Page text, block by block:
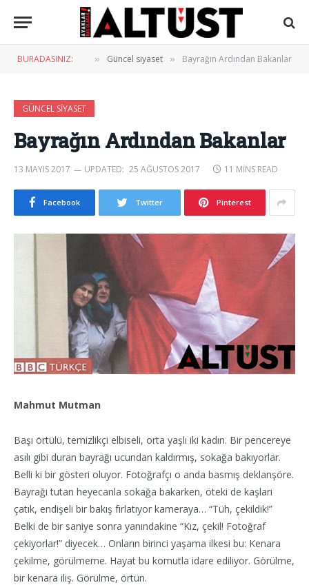
BURADASINIZ: » Güncel siyaset » Bayrağın Ardından Bakanlar
GÜNCEL SIYASET
Bayrağın Ardından Bakanlar
13 MAYIS 2017 UPDATED: 25 AĞUSTOS 2017 11 MINS READ
Facebook Twitter Pinterest
Mahmut Mutman
Başı örtülü, temizlikçi elbiseli, orta yaşlı iki kadın. Bir pencereye
asılı gibi duran bayrağı ucundan kaldırmış, sokağa bakıyorlar.
Belli ki bir gösteri oluyor. Fotoğrafçı o anda basmış deklanşöre.
Bayrağı tutan heyecanla sokağa bakarken, öteki de kaşları
çatık, endişeli bir bakış fırlatıyor kameraya… “Tüh, çekildik!”
Belki de bir saniye sonra yanındakine “Kız, çekil! Fotoğraf
çekiyorlar!” diyecek… Onların birinci yaşama ilkesi bu: Kenara
çekilme, görülmeme. Hayat bu komutla idare ediliyor. Görülme,
bir kenara iliş. Görülme, örtün.